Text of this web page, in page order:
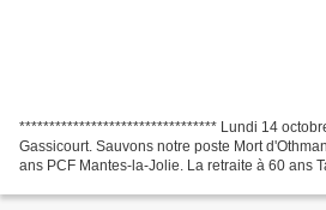
********************************* Lundi 14
Gassicourt. Sauvons notre poste Mort
ans PCF Mantes-la-Jolie. La retraite à 60 ans